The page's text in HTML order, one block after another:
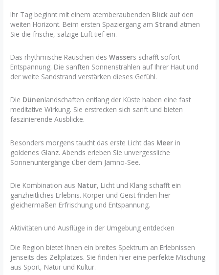
Ihr Tag beginnt mit einem atemberaubenden Blick auf den
weiten Horizont. Beim ersten Spaziergang am Strand atmen
Sie die frische, salzige Luft tief ein.
Das rhythmische Rauschen desWassers schafft sofort
Entspannung. Die sanften Sonnenstrahlen auf Ihrer Haut und
der weite Sandstrand verstärken dieses Gefühl.
Die Dünenlandschaften entlang der Küste haben eine fast
meditative Wirkung. Sie erstrecken sich sanft und bieten
faszinierende Ausblicke.
Besonders morgens taucht das erste Licht das Meer in
goldenes Glanz. Abends erleben Sie unvergessliche
Sonnenuntergänge über dem Jamno-See.
Die Kombination aus Natur, Licht und Klang schafft ein
ganzheitliches Erlebnis. Körper und Geist finden hier
gleichermaßen Erfrischung und Entspannung.
Aktivitäten und Ausflüge in der Umgebung entdecken
Die Region bietet Ihnen ein breites Spektrum an Erlebnissen
jenseits des Zeltplatzes. Sie finden hier eine perfekte Mischung
aus Sport, Natur und Kultur.